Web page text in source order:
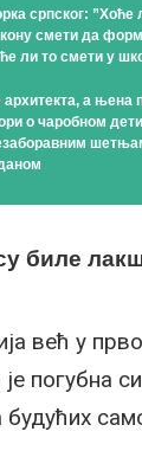
српског: ”Хоће
смети да
ли то смети у
архитекта, а њена
о чаробном
биле
већ у
погубна